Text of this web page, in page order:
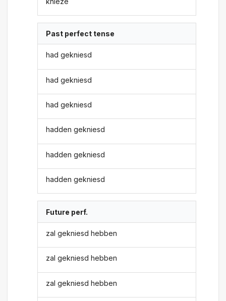
Past perfect tense
had gekniesd
had gekniesd
had gekniesd
hadden gekniesd
hadden gekniesd
hadden gekniesd
Future perf.
zal gekniesd hebben
zal gekniesd hebben
zal gekniesd hebben